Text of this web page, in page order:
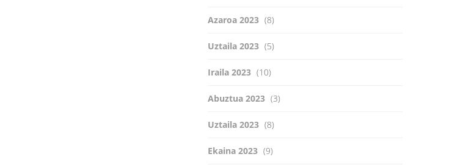
Azaroa 2023 (8)
Uztaila 2023 (5)
Iraila 2023 (10)
Abuztua 2023 (3)
Uztaila 2023 (8)
Ekaina 2023 (9)